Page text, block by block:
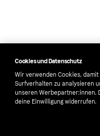
Cookies und Datenschutz
Wir verwenden Cookies,
Surfverhalten zu analysieren
unseren Werbepartner:innen.
deine Einwilligung widerrufen.